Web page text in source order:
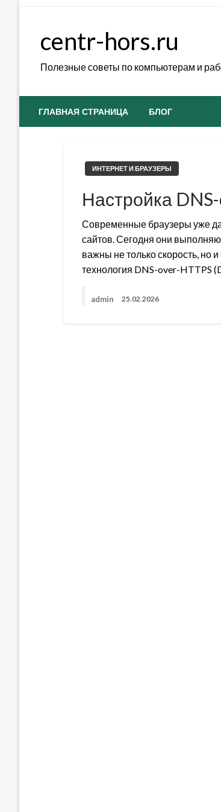
centr-hors.ru
Полезные советы по компьютерам и
ГЛАВНАЯ СТРАНИЦА БЛОГ
ИНТЕРНЕТ И БРАУЗЕРЫ
Настройка
Современные браузеры уже
сайтов. Сегодня они
важны не только скорость, но
технология DNS-over-HTTPS
admin 25.02.2026